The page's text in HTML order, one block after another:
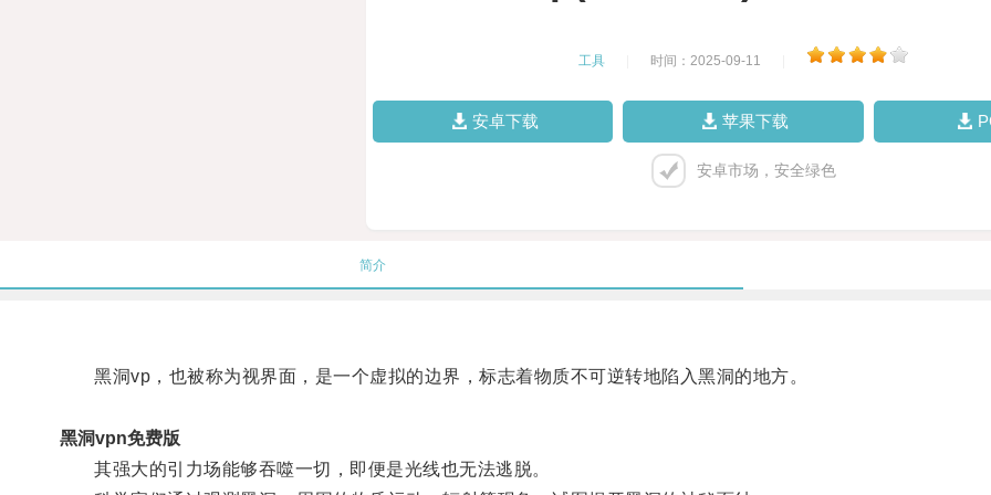
工具 时间：2025-09-11
安卓下载 苹果下载
安卓市场，安全绿色
简介
黑洞vp，也被称为视界面，是一个虚拟的边界，标志着物质不可逆转地陷入黑洞的地方。
黑洞vpn免费版
其强大的引力场能够吞噬一切，即便是光线也无法逃脱。